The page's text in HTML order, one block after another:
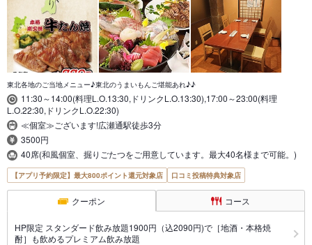
東北各地のご当地メニュー♪東北のうまいもんご堪能あれ♪♪
11:30～14:00(料理L.O.13:30,ドリンクL.O.13:30),17:00～23:00(料理
L.O.22:30,ドリンクL.O.22:30)
≪個室≫ございます!広瀬通駅徒歩3分
3500円
40席(和風個室、掘りごたつをご用意しています。最大40名様まで可能。)
【アプリ予約限定】最大800ポイント還元対象店 口コミ投稿特典対象店
クーポン コース
HP限定 スタンダード飲み放題1900円（込2090円)で［地酒・本格焼
酎］も飲めるプレミアム飲み放題